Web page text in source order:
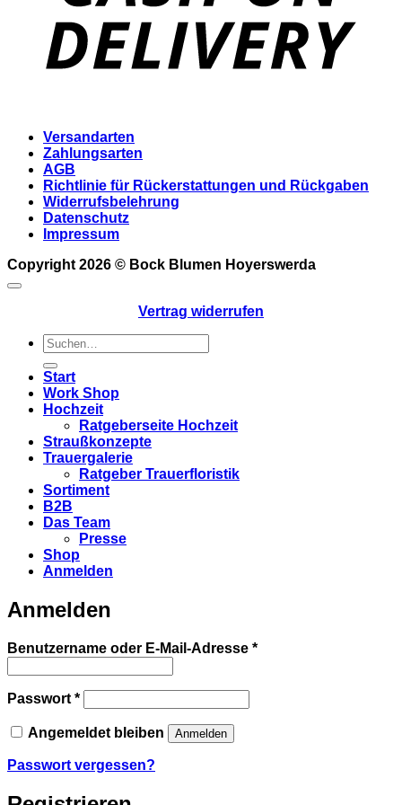
Versandarten
Zahlungsarten
AGB
Richtlinie für Rückerstattungen und Rückgaben
Widerrufsbelehrung
Datenschutz
Impressum
Copyright 2026 © Bock Blumen Hoyerswerda
Vertrag widerrufen
Suchen
nach:
Start
Work Shop
Hochzeit
Ratgeberseite Hochzeit
Straußkonzepte
Trauergalerie
Ratgeber Trauerfloristik
Sortiment
B2B
Das Team
Presse
Shop
Anmelden
Anmelden
Benutzername oder E-Mail-Adresse *Erforderlich
Passwort *Erforderlich
Angemeldet bleiben Anmelden
Passwort vergessen?